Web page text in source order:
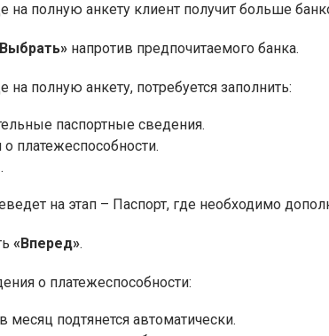
на полную анкету клиент получит больше
напротив предпочитаемого банка.
на полную анкету, потребуется заполнить:
паспортные сведения.
платежеспособности.
на этап – Паспорт, где необходимо
«Вперед».
о платежеспособности:
месяц подтянется автоматически.